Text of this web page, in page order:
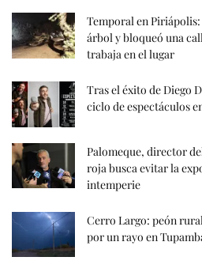
Temporal en
árbol y bloqueó una
trabaja en el lugar
Tras el éxito de Diego
ciclo de espectáculos
Palomeque, director
roja busca evitar la
intemperie
Cerro Largo: peón
por un rayo en